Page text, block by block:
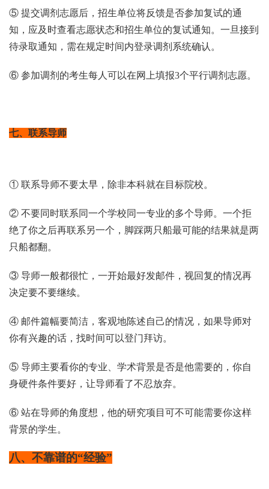
⑤ 提交调剂志愿后，招生单位将反馈是否参加复试的通
知，应及时查看志愿状态和招生单位的复试通知。一旦接到
待录取通知，需在规定时间内登录调剂系统确认。
⑥ 参加调剂的考生每人可以在网上填报3个平行调剂志愿。
七、联系导师
① 联系导师不要太早，除非本科就在目标院校。
② 不要同时联系同一个学校同一专业的多个导师。一个拒
绝了你之后再联系另一个，脚踩两只船最可能的结果就是两
只船都翻。
③ 导师一般都很忙，一开始最好发邮件，视回复的情况再
决定要不要继续。
④ 邮件篇幅要简洁，客观地陈述自己的情况，如果导师对
你有兴趣的话，找时间可以登门拜访。
⑤ 导师主要看你的专业、学术背景是否是他需要的，你自
身硬件条件要好，让导师看了不忍放弃。
⑥ 站在导师的角度想，他的研究项目可不可能需要你这样
背景的学生。
八、不靠谱的“经验”